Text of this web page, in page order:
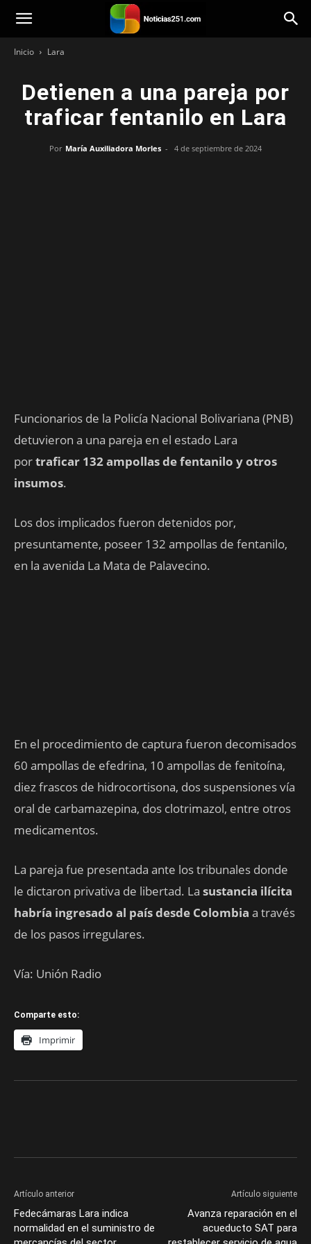
Noticias251
Inicio Lara
Detienen a una pareja por
traficar fentanilo en Lara
Por María Auxiliadora Morles - 4 de septiembre de 2024
Funcionarios de la Policía Nacional Bolivariana (PNB)
detuvieron a una pareja en el estado Lara
portraficar 132 ampollas de fentanilo y otros
insumos.
Los dos implicados fueron detenidos por,
presuntamente, poseer 132 ampollas de fentanilo,
en la avenida La Mata de Palavecino.
En el procedimiento de captura fueron decomisados
60 ampollas de efedrina, 10 ampollas de fenitoína,
diez frascos de hidrocortisona, dos suspensiones vía
oral de carbamazepina, dos clotrimazol, entre otros
medicamentos.
La pareja fue presentada ante los tribunales donde
le dictaron privativa de libertad. La sustancia ilícita
habría ingresado al país desde Colombia a través
de los pasos irregulares.
Vía: Unión Radio
Comparte esto:
Imprimir
Artículo anterior
Fedecámaras Lara indica
normalidad en el suministro de
Artículo siguiente
Avanza reparación en el
acueducto SAT para